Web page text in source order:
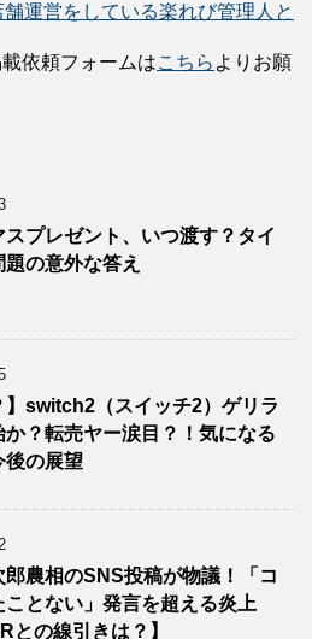
舗運営をしている楽れび管理人と
依頼フォームはこちら よりお願
スプレゼント、いつ渡す？タイ
題の意外な答え
】switch2（スイッチ2）ゲリラ
か？転売ヤー涙目？！気になる
後の展望
郎農相のSNS投稿が物議！「コ
ことない」発言を超える炎上
との線引きは？】